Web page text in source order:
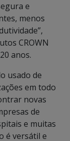
e
menos
CROWN
anos.
usado de
em todo
novas
de
e muitas
é versátil e